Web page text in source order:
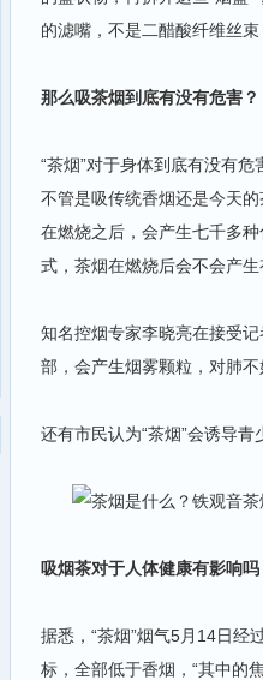
的滤嘴，不是二醋酸纤维丝
那么吸茶烟到底有没有危害？
“茶烟”对于身体到底有没有
不管是吸传统香烟还是今天
在燃烧之后，会产生七千多
式，茶烟在燃烧后会不会产
知名控烟专家李晓亮在接受
部，会产生烟雾颗粒，对肺
还有市民认为“茶烟”会诱导
吸烟茶对于人体健康有影响吗
据悉，“茶烟”烟气5月14日经
标，全部低于香烟，“其中的